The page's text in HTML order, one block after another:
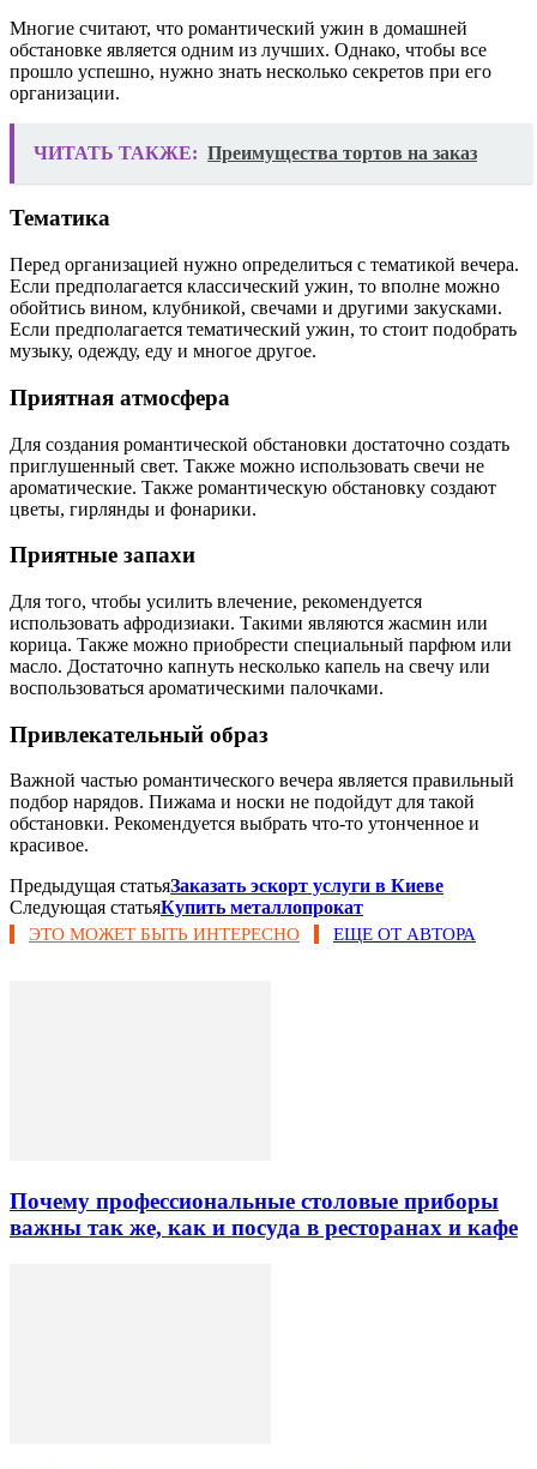
Многие считают, что романтический ужин в домашней
обстановке является одним из лучших. Однако, чтобы все
прошло успешно, нужно знать несколько секретов при его
организации.
ЧИТАТЬ ТАКЖЕ: Преимущества тортов на заказ
Тематика
Перед организацией нужно определиться с тематикой вечера.
Если предполагается классический ужин, то вполне можно
обойтись вином, клубникой, свечами и другими закусками.
Если предполагается тематический ужин, то стоит подобрать
музыку, одежду, еду и многое другое.
Приятная атмосфера
Для создания романтической обстановки достаточно создать
приглушенный свет. Также можно использовать свечи не
ароматические. Также романтическую обстановку создают
цветы, гирлянды и фонарики.
Приятные запахи
Для того, чтобы усилить влечение, рекомендуется
использовать афродизиаки. Такими являются жасмин или
корица. Также можно приобрести специальный парфюм или
масло. Достаточно капнуть несколько капель на свечу или
воспользоваться ароматическими палочками.
Привлекательный образ
Важной частью романтического вечера является правильный
подбор нарядов. Пижама и носки не подойдут для такой
обстановки. Рекомендуется выбрать что-то утонченное и
красивое.
Предыдущая статьяЗаказать эскорт услуги в Киеве
Следующая статьяКупить металлопрокат
ЭТО МОЖЕТ БЫТЬ ИНТЕРЕСНО ЕЩЕ ОТ АВТОРА
Почему профессиональные столовые приборы
важны так же, как и посуда в ресторанах и кафе